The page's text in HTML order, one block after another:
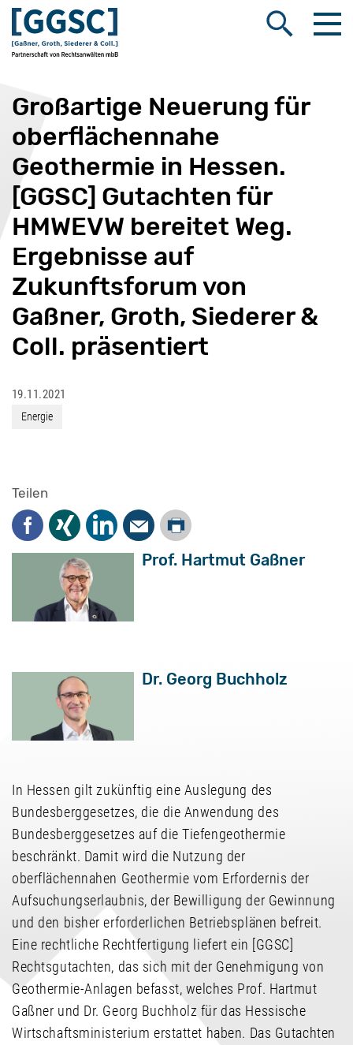
Suche öffnen
Großartige Neuerung für
oberflächennahe
Geothermie in Hessen.
[GGSC] Gutachten für
HMWEVW bereitet Weg.
Ergebnisse auf
Zukunftsforum von
Gaßner, Groth, Siederer &
Coll. präsentiert
19.11.2021
Energie
Teilen
Facebook
Xing LinkedInMail Drucken
Prof. Hartmut Gaßner
Dr. Georg Buchholz
In Hessen gilt zukünftig eine Auslegung des
Bundesberggesetzes, die die Anwendung des
Bundesberggesetzes auf die Tiefengeothermie
beschränkt. Damit wird die Nutzung der
oberflächennahen Geothermie vom Erfordernis der
Aufsuchungserlaubnis, der Bewilligung der Gewinnung
und den bisher erforderlichen Betriebsplänen befreit.
Eine rechtliche Rechtfertigung liefert ein [GGSC]
Rechtsgutachten, das sich mit der Genehmigung von
Geothermie-Anlagen befasst, welches Prof. Hartmut
Gaßner und Dr. Georg Buchholz für das Hessische
Wirtschaftsministerium erstattet haben. Das Gutachten